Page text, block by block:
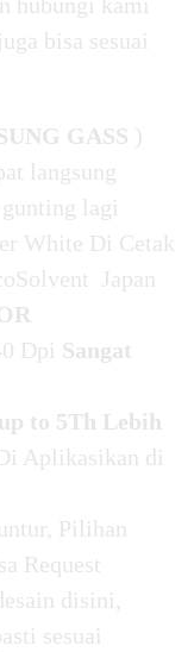
juga bisa sesuai
GASS )
langsung
lagi
White Di Cetak
Japan
Dpi Sangat
to 5Th Lebih
Aplikasikan di
Pilihan
Request
disini,
sesuai